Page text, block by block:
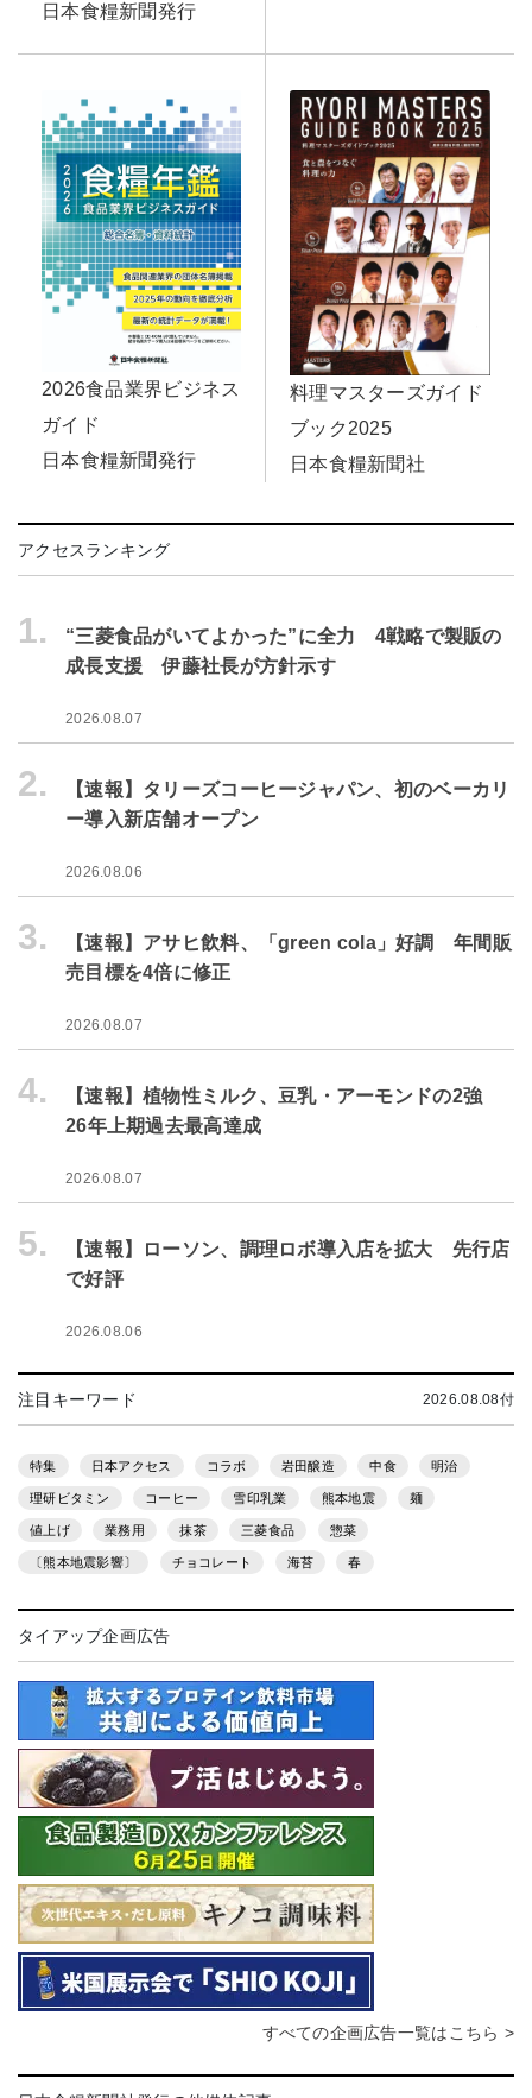
日本食糧新聞発行
2026食品業界ビジネス
ガイド
日本食糧新聞発行
料理マスターズガイド
ブック2025
日本食糧新聞社
アクセスランキング
1.
“三菱食品がいてよかった”に全力 4戦略で製販の
成長支援 伊藤社長が方針示す
2026.08.07
2.
【速報】タリーズコーヒージャパン、初のベーカリ
ー導入新店舗オープン
2026.08.06
3.
【速報】アサヒ飲料、「green cola」好調 年間販
売目標を4倍に修正
2026.08.07
4.
【速報】植物性ミルク、豆乳・アーモンドの2強
26年上期過去最高達成
2026.08.07
5.
【速報】ローソン、調理ロボ導入店を拡大 先行店
で好評
2026.08.06
注目キーワード 2026.08.08付
特集 日本アクセス コラボ 岩田醸造 中食 明治
理研ビタミン コーヒー 雪印乳業 熊本地震 麺
値上げ 業務用 抹茶 三菱食品 惣菜
〔熊本地震影響〕 チョコレート 海苔 春
タイアップ企画広告
すべての企画広告一覧はこちら >